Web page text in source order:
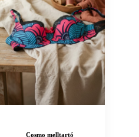
Cosmo melltartó